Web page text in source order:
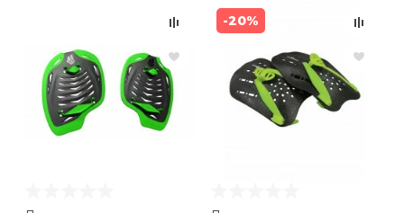
-20%